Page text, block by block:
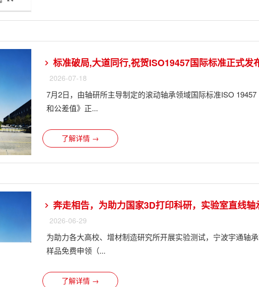
标准破局,大道同行,祝贺ISO19457国际标准正式发
2026-07-18
7月2日，由轴研所主导制定的滚动轴承领域国际标准ISO
和公差值》正...
了解详情 →
奔走相告，为助力国家3D打印科研，实验室直线
2026-06-29
为助力各大高校、增材制造研究所开展实验测试，宁波宇通轴
样品免费申领（...
了解详情 →